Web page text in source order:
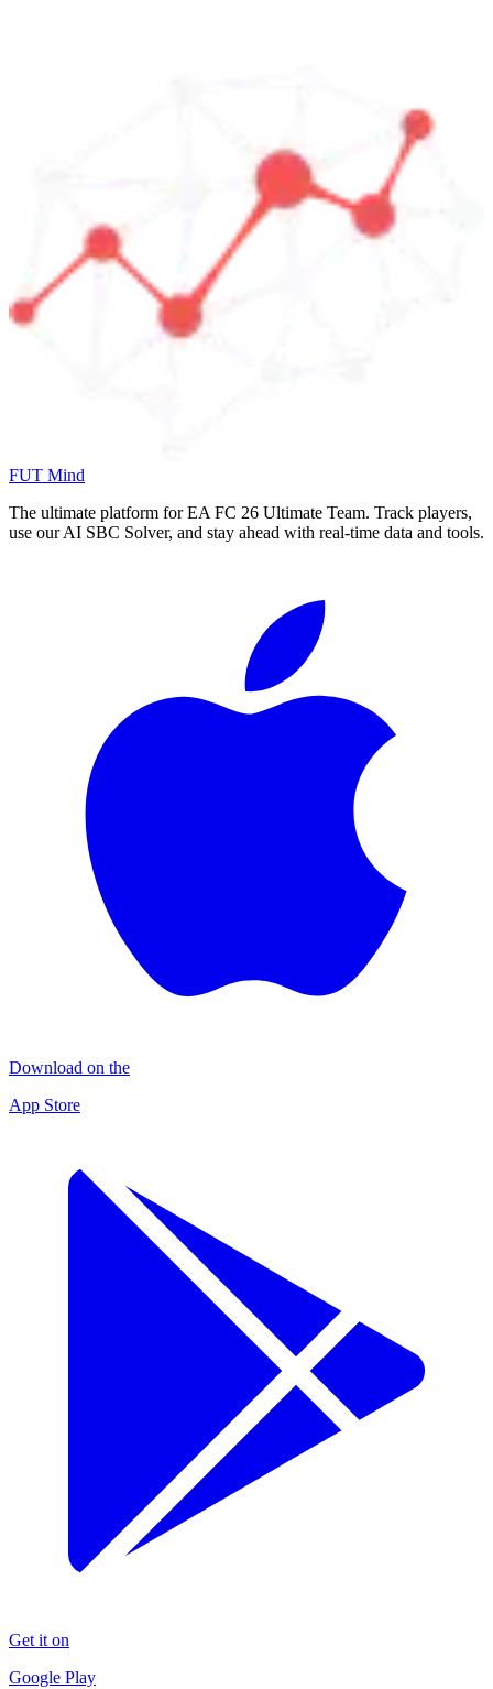
FUT Mind
The ultimate platform for EA FC 26 Ultimate Team. Track players,
use our AI SBC Solver, and stay ahead with real-time data and tools.
Download on the
App Store
Get it on
Google Play